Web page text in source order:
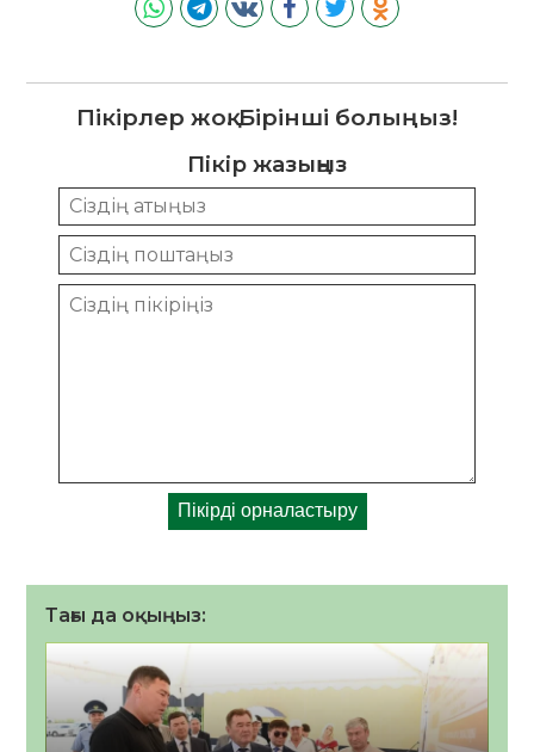
Пікірлер жоқ. Бірінші болыңыз!
Пікір жазыңыз
Тағы да оқыңыз: